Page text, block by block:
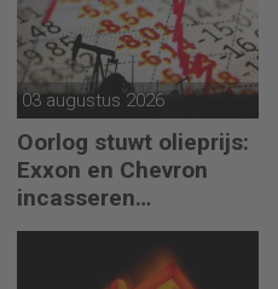
03 augustus 2026
Oorlog stuwt olieprijs:
Exxon en Chevron
incasseren
miljardenwinsten